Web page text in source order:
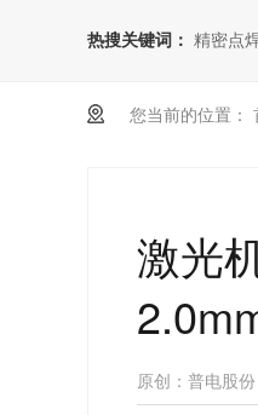
热搜关键词： 精密点
您当前的位置：
激光
原创：普电股份